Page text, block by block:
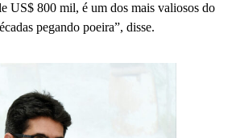
US$ 800 mil, é um dos mais valiosos do
pegando poeira”, disse.